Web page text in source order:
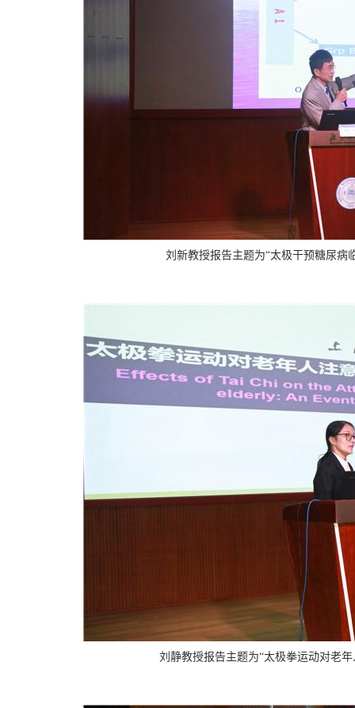
刘新教授报告主题为“太极干预糖尿病
刘静教授报告主题为“太极拳运动对老